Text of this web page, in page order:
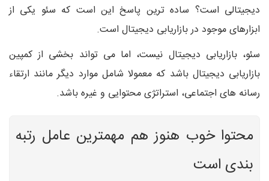
دیجیتالی است؟ ساده ترین پاسخ این است که سئو یکی از
ابزارهای موجود در بازاریابی دیجیتال است.
سئو، بازاریابی دیجیتال نیست، اما می تواند بخشی از کمپین
بازاریابی دیجیتال باشد که معمولا شامل موارد دیگر مانند ارتقاء
رسانه های اجتماعی، استراتژی محتوایی و غیره باشد.
محتوا خوب هنوز هم مهمترین عامل رتبه
بندی است